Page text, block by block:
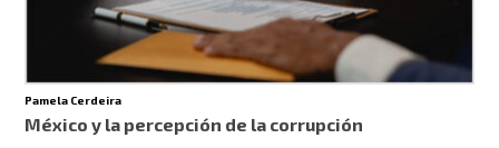
Pamela Cerdeira
México y la percepción de la corrupción